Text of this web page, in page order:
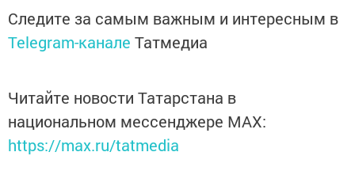
Следите за самым важным и интересным в
Telegram-канале Татмедиа
Читайте новости Татарстана в
национальном мессенджере MАХ:
https://max.ru/tatmedia